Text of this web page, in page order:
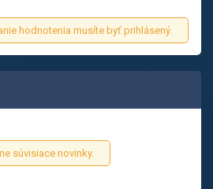
hodnotenia musíte byť prihlásený.
súvisiace novinky.